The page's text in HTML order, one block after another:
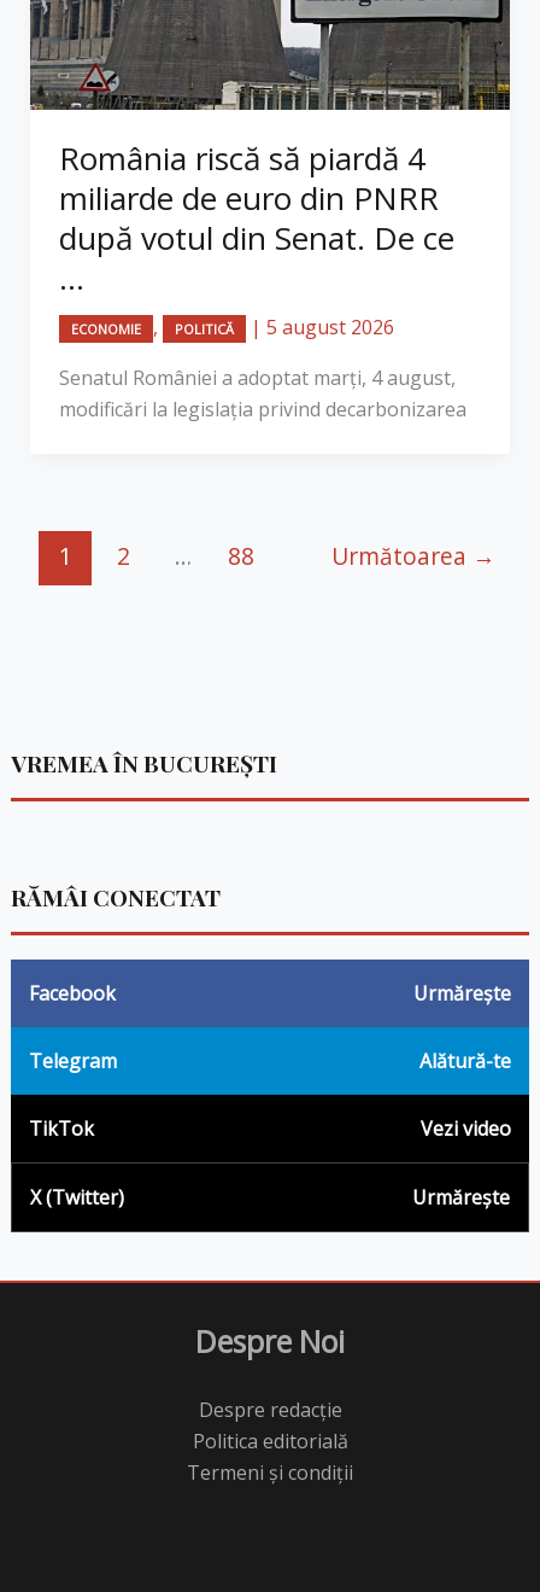
România riscă să piardă 4
miliarde de euro din PNRR
după votul din Senat. De ce
...
ECONOMIE , POLITICĂ | 5 august 2026
Senatul României a adoptat marți, 4 august,
modificări la legislația privind decarbonizarea
1 2 … 88 Următoarea →
VREMEA ÎN BUCUREȘTI
RĂMÂI CONECTAT
Facebook Urmărește
Telegram Alătură-te
TikTok Vezi video
X (Twitter) Urmărește
Despre Noi
Despre redacție
Politica editorială
Termeni și condiții